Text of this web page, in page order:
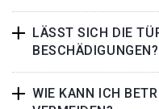
LÄSST SICH DIE
BESCHÄDIGUNGEN?
WIE KANN ICH